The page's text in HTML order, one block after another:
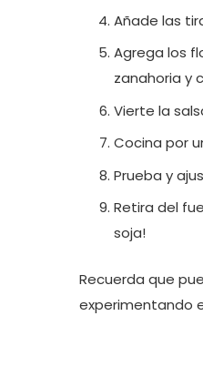
Añade las
Agrega los
zanahoria y
Vierte la
Cocina por
Prueba y
Retira del
soja!
Recuerda que
experimentando